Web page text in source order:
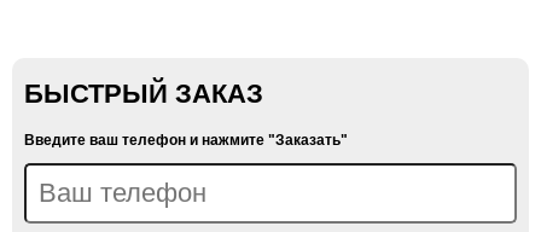
БЫСТРЫЙ ЗАКАЗ
Введите ваш телефон и нажмите "Заказать"